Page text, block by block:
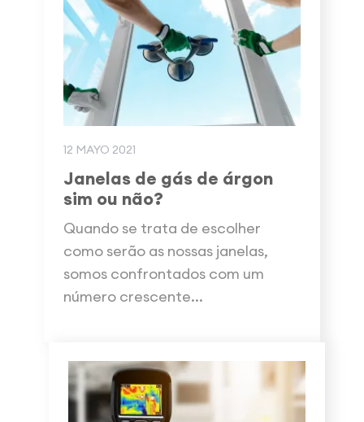
12 MAYO 2021
Janelas de gás de árgon
sim ou não?
Quando se trata de escolher
como serão as nossas janelas,
somos confrontados com um
número crescente...